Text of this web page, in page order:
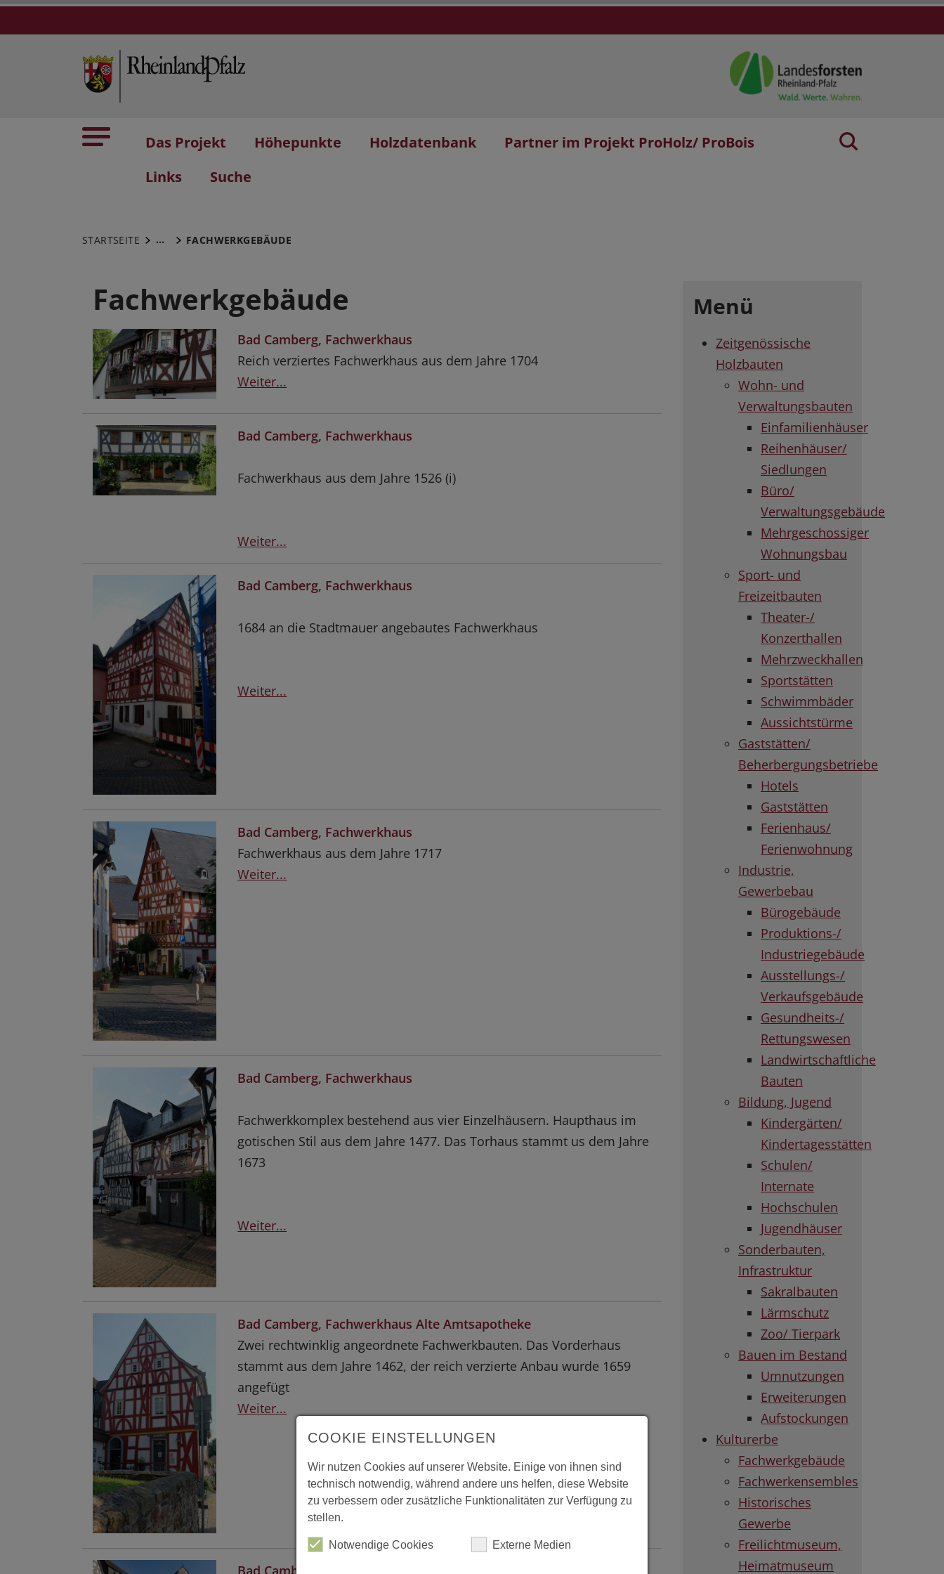
Das Projekt Höhepunkte Holzdatenbank
Partner im Projekt ProHolz/ ProBois
Links
Suche
STARTSEITE ... FACHWERKGEBÄUDE
Fachwerkgebäude
Bad Camberg, Fachwerkhaus
Reich verziertes Fachwerkhaus aus dem Jahre 1704
Weiter...
Bad Camberg, Fachwerkhaus
Fachwerkhaus aus dem Jahre 1526 (i)
Weiter...
Bad Camberg, Fachwerkhaus
1684 an die Stadtmauer angebautes Fachwerkhaus
Weiter...
Bad Camberg, Fachwerkhaus
Fachwerkhaus aus dem Jahre 1717
Weiter...
Bad Camberg, Fachwerkhaus
Fachwerkkomplex bestehend aus vier Einzelhäusern. Haupthaus im
gotischen Stil aus dem Jahre 1477. Das Torhaus stammt us dem Jahre
1673
Weiter...
Bad Camberg, Fachwerkhaus Alte Amtsapotheke
Zwei rechtwinklig angeordnete Fachwerkbauten. Das Vorderhaus
stammt aus dem Jahre 1462, der reich verzierte Anbau wurde 1659
angefügt
Weiter...
Bad Camberg, Fachwerkhaus Tiefenbach Haus
Menü
Zeitgenössische
Holzbauten
Wohn- und
Verwaltungsbauten
Einfamilienhäuser
Reihenhäuser/
Siedlungen
Büro/
Verwaltungsgebäude
Mehrgeschossiger
Wohnungsbau
Sport- und
Freizeitbauten
Theater-/
Konzerthallen
Mehrzweckhallen
Sportstätten
Schwimmbäder
Aussichtstürme
Gaststätten/
Beherbergungsbetriebe
Hotels
Gaststätten
Ferienhaus/
Ferienwohnung
Industrie,
Gewerbebau
Bürogebäude
Produktions-/
Industriegebäude
Ausstellungs-/
Verkaufsgebäude
Gesundheits-/
Rettungswesen
Landwirtschaftliche
Bauten
Bildung, Jugend
Kindergärten/
Kindertagesstätten
Schulen/
Internate
Hochschulen
Jugendhäuser
Sonderbauten,
Infrastruktur
Sakralbauten
Lärmschutz
Zoo/ Tierpark
Bauen im Bestand
Umnutzungen
Erweiterungen
Aufstockungen
Kulturerbe
Fachwerkgebäude
Fachwerkensembles
Historisches
Gewerbe
Freilichtmuseum,
Heimatmuseum
COOKIE EINSTELLUNGEN
Wir nutzen Cookies auf unserer Website. Einige von ihnen sind
technisch notwendig, während andere uns helfen, diese Website
zu verbessern oder zusätzliche Funktionalitäten zur Verfügung zu
stellen.
Notwendige Cookies Externe Medien